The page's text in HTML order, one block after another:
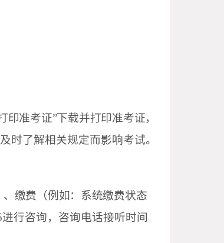
印准考证”下载并打印准考证，
时了解相关规定而影响考试。
、缴费（例如：系统缴费状态
进行咨询，咨询电话接听时间